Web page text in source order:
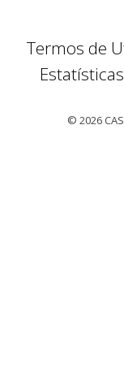
Termos de
Estatísticas
© 2026